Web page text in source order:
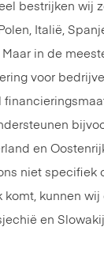
bestrijken wij
Italië,
in de
voor
en
niet specifiek
komt, kunnen wij
en